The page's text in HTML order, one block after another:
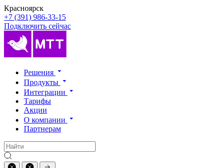
Красноярск
+7 (391) 986-33-15
Подключить сейчас
Решения
Продукты
Интеграции
Тарифы
Акции
О компании
Партнерам